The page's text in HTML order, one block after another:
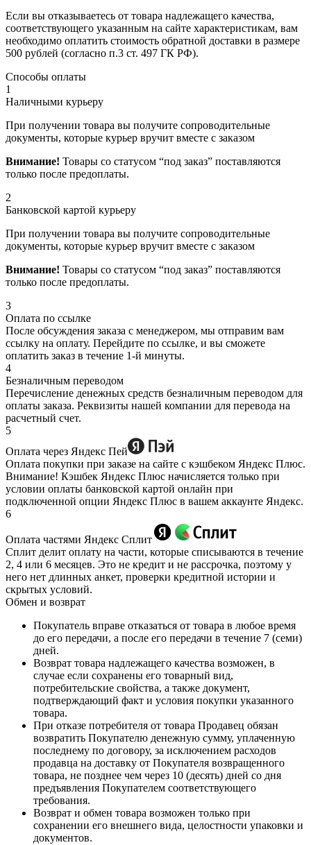
Если вы отказываетесь от товара надлежащего качества,
соответствующего указанным на сайте характеристикам, вам
необходимо оплатить стоимость обратной доставки в размере
500 рублей (согласно п.3 ст. 497 ГК РФ).
Способы оплаты
1
Наличными курьеру
При получении товара вы получите сопроводительные
документы, которые курьер вручит вместе с заказом
Внимание! Товары со статусом “под заказ” поставляются
только после предоплаты.
2
Банковской картой курьеру
При получении товара вы получите сопроводительные
документы, которые курьер вручит вместе с заказом
Внимание! Товары со статусом “под заказ” поставляются
только после предоплаты.
3
Оплата по ссылке
После обсуждения заказа с менеджером, мы отправим вам
ссылку на оплату. Перейдите по ссылке, и вы сможете
оплатить заказ в течение 1-й минуты.
4
Безналичным переводом
Перечисление денежных средств безналичным переводом для
оплаты заказа. Реквизиты нашей компании для перевода на
расчетный счет.
5
Оплата через Яндекс Пей
Оплата покупки при заказе на сайте с кэшбеком Яндекс Плюс.
Внимание! Кэшбек Яндекс Плюс начисляется только при
условии оплаты банковской картой онлайн при
подключенной опции Яндекс Плюс в вашем аккаунте Яндекс.
6
Оплата частями Яндекс Сплит
Сплит делит оплату на части, которые списываются в течение
2, 4 или 6 месяцев. Это не кредит и не рассрочка, поэтому у
него нет длинных анкет, проверки кредитной истории и
скрытых условий.
Обмен и возврат
Покупатель вправе отказаться от товара в любое время
до его передачи, а после его передачи в течение 7 (семи)
дней.
Возврат товара надлежащего качества возможен, в
случае если сохранены его товарный вид,
потребительские свойства, а также документ,
подтверждающий факт и условия покупки указанного
товара.
При отказе потребителя от товара Продавец обязан
возвратить Покупателю денежную сумму, уплаченную
последнему по договору, за исключением расходов
продавца на доставку от Покупателя возвращенного
товара, не позднее чем через 10 (десять) дней со дня
предъявления Покупателем соответствующего
требования.
Возврат и обмен товара возможен только при
сохранении его внешнего вида, целостности упаковки и
документов.